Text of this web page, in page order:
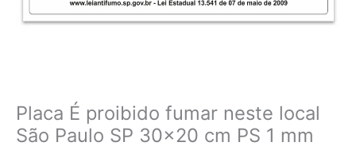
Placa É proibido fumar neste local
São Paulo SP 30×20 cm PS 1 mm